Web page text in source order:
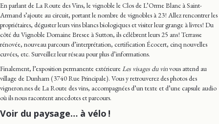
En parlant de La Route des Vins, le vignoble le Clos de L’Orme Blanc à Saint-
Armand s’ajoute au circuit, portant le nombre de vignobles à 23 ! Allez rencontrer les
propriétaires, déguster leurs vins blancs biologiques et visiter leur grange à livres ! Du
côté du Vignoble Domaine Bresee à Sutton, ils célèbrent leurs 25 ans ! Terrasse
rénovée, nouveau parcours d’interprétation, certification Écocert, cinq nouvelles
cuvées, etc. Surveillez leur réseau pour plus d’informations.
Finalement, l’exposition permanente extérieureLes visages du vinvous attend au
village de Dunham (3740 Rue Principale). Vous y retrouverez des photos des
vigneron.nes de La Route des vins, accompagnées d’un texte et d’une capsule audio
où ils nous racontent anecdotes et parcours.
Voir du paysage… à vélo !